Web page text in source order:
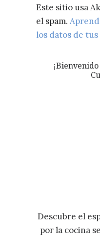
Este sitio usa
el spam.
los datos de
Descubre el
por la cocina